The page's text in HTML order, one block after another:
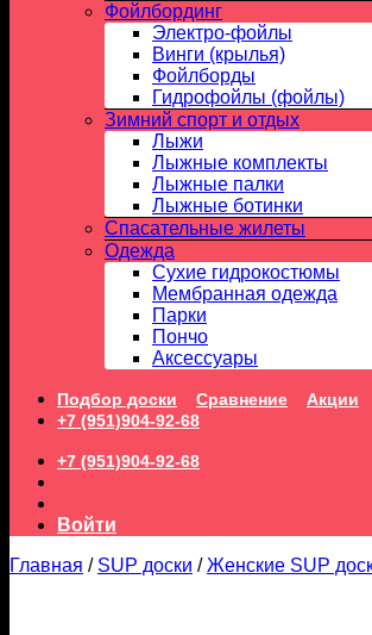
Фойлбординг
Электро-фойлы
Винги (крылья)
Фойлборды
Гидрофойлы (фойлы)
Зимний спорт и отдых
Лыжи
Лыжные комплекты
Лыжные палки
Лыжные ботинки
Спасательные жилеты
Одежда
Сухие гидрокостюмы
Мембранная одежда
Парки
Пончо
Аксессуары
Подбор доски Сравнение
Акции
+7 (951)904-92-68
+7 (951)904-92-68
Войти
Главная / SUP доски / Женские SUP